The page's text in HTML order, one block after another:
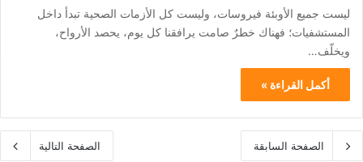
ليست جميع الأوبئة فيروسات، وليست كل الأزمات الصحية تبدأ داخل
المستشفيات؛ فهناك خطرٌ صامت يرافقنا كل يوم، يحصد الأرواح،
ويخلّف…
أكمل القراءة »
الصفحة السابقة الصفحة التالية